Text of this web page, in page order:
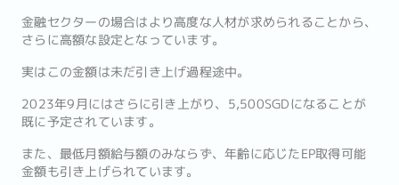
金融セクターの場合はより高度な人材が求められることから、
さらに高額な設定となっています。
実はこの金額は未だ引き上げ過程途中。
2023年9月にはさらに引き上がり、5,500SGDになることが
既に予定されています。
また、最低月額給与額のみならず、年齢に応じたEP取得可能
金額も引き上げられています。